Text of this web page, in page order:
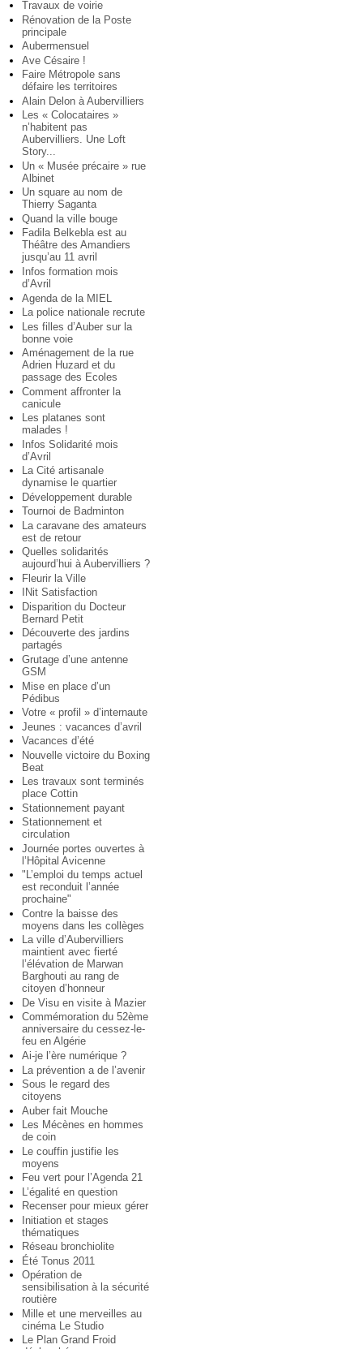
Travaux de voirie
Rénovation de la Poste
principale
Aubermensuel
Ave Césaire !
Faire Métropole sans
défaire les territoires
Alain Delon à Aubervilliers
Les « Colocataires »
n’habitent pas
Aubervilliers. Une Loft
Story...
Un « Musée précaire » rue
Albinet
Un square au nom de
Thierry Saganta
Quand la ville bouge
Fadila Belkebla est au
Théâtre des Amandiers
jusqu’au 11 avril
Infos formation mois
d’Avril
Agenda de la MIEL
La police nationale recrute
Les filles d’Auber sur la
bonne voie
Aménagement de la rue
Adrien Huzard et du
passage des Ecoles
Comment affronter la
canicule
Les platanes sont
malades !
Infos Solidarité mois
d’Avril
La Cité artisanale
dynamise le quartier
Développement durable
Tournoi de Badminton
La caravane des amateurs
est de retour
Quelles solidarités
aujourd’hui à Aubervilliers ?
Fleurir la Ville
INit Satisfaction
Disparition du Docteur
Bernard Petit
Découverte des jardins
partagés
Grutage d’une antenne
GSM
Mise en place d’un
Pédibus
Votre « profil » d’internaute
Jeunes : vacances d’avril
Vacances d’été
Nouvelle victoire du Boxing
Beat
Les travaux sont terminés
place Cottin
Stationnement payant
Stationnement et
circulation
Journée portes ouvertes à
l’Hôpital Avicenne
"L’emploi du temps actuel
est reconduit l’année
prochaine"
Contre la baisse des
moyens dans les collèges
La ville d’Aubervilliers
maintient avec fierté
l’élévation de Marwan
Barghouti au rang de
citoyen d’honneur
De Visu en visite à Mazier
Commémoration du 52ème
anniversaire du cessez-le-
feu en Algérie
Ai-je l’ère numérique ?
La prévention a de l’avenir
Sous le regard des
citoyens
Auber fait Mouche
Les Mécènes en hommes
de coin
Le couffin justifie les
moyens
Feu vert pour l’Agenda 21
L’égalité en question
Recenser pour mieux gérer
Initiation et stages
thématiques
Réseau bronchiolite
Été Tonus 2011
Opération de
sensibilisation à la sécurité
routière
Mille et une merveilles au
cinéma Le Studio
Le Plan Grand Froid